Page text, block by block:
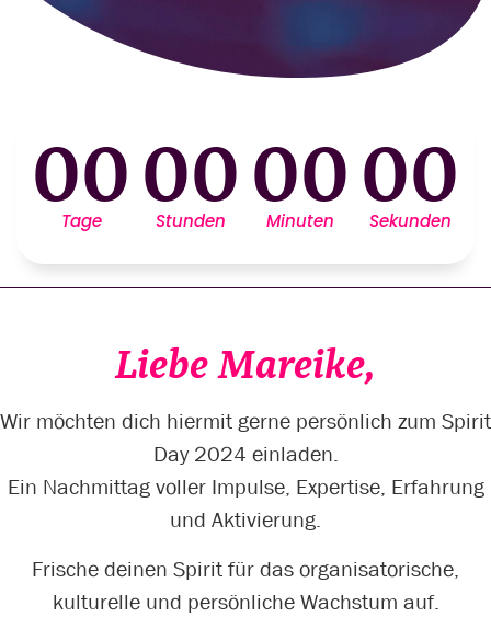
00
Tage
00
Stunden
00
Minuten
00
Sekunden
Liebe Mareike,
Wir möchten dich hiermit gerne persönlich zum Spirit
Day 2024 einladen.
Ein Nachmittag voller Impulse, Expertise, Erfahrung
und Aktivierung.
Frische deinen Spirit für das organisatorische,
kulturelle und persönliche Wachstum auf.